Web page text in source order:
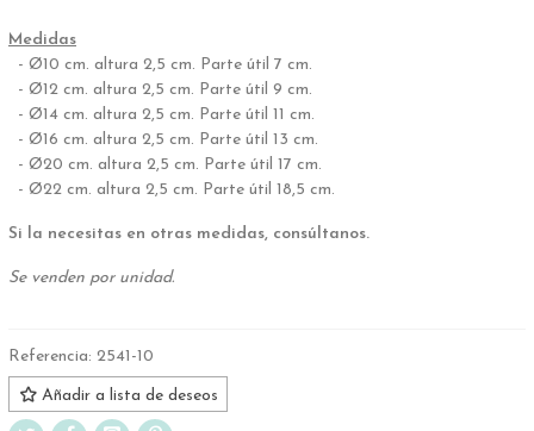
Medidas
- Ø10 cm. altura 2,5 cm. Parte útil 7 cm.
- Ø12 cm. altura 2,5 cm. Parte útil 9 cm.
- Ø14 cm. altura 2,5 cm. Parte útil 11 cm.
- Ø16 cm. altura 2,5 cm. Parte útil 13 cm.
- Ø20 cm. altura 2,5 cm. Parte útil 17 cm.
- Ø22 cm. altura 2,5 cm. Parte útil 18,5 cm.
Si la necesitas en otras medidas, consúltanos.
Se venden por unidad.
Referencia: 2541-10
Añadir a lista de deseos